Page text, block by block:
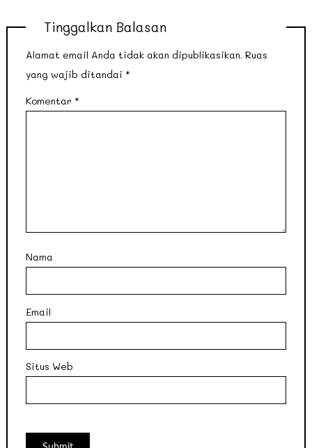
Tinggalkan Balasan
Alamat email Anda tidak akan dipublikasikan. Ruas
yang wajib ditandai *
Komentar *
Nama
Email
Situs Web